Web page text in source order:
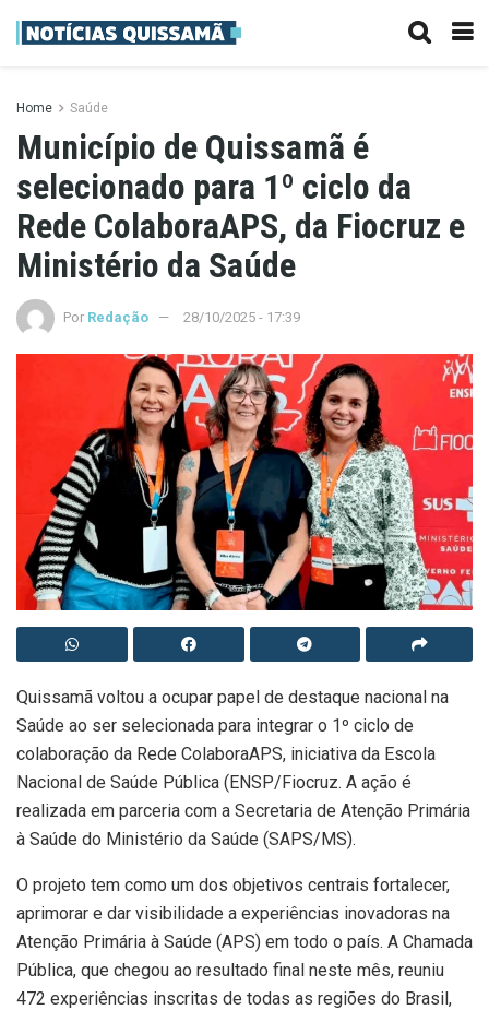
Home Saúde
Município de Quissamã é
selecionado para 1º ciclo da
Rede ColaboraAPS, da Fiocruz e
Ministério da Saúde
Por Redação 28/10/2025 - 17:39
Quissamã voltou a ocupar papel de destaque nacional na
Saúde ao ser selecionada para integrar o 1º ciclo de
colaboração da Rede ColaboraAPS, iniciativa da Escola
Nacional de Saúde Pública (ENSP/Fiocruz. A ação é
realizada em parceria com a Secretaria de Atenção Primária
à Saúde do Ministério da Saúde (SAPS/MS).
O projeto tem como um dos objetivos centrais fortalecer,
aprimorar e dar visibilidade a experiências inovadoras na
Atenção Primária à Saúde (APS) em todo o país. A Chamada
Pública, que chegou ao resultado final neste mês, reuniu
472 experiências inscritas de todas as regiões do Brasil,